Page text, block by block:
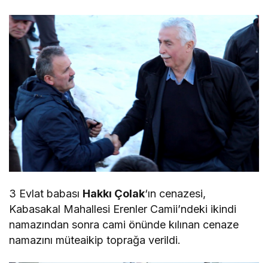
3 Evlat babası Hakkı Çolak‘ın cenazesi,
Kabasakal Mahallesi Erenler Camii’ndeki ikindi
namazından sonra cami önünde kılınan cenaze
namazını müteaikip toprağa verildi.